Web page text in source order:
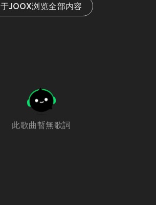
于JOOX浏览全部内容
此歌曲暫無歌詞